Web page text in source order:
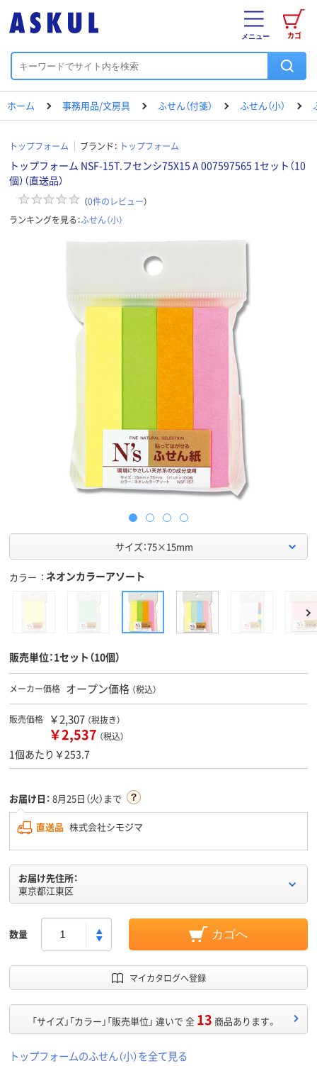
カゴ
メニュー
ホーム 事務用品/文房具 ふせん（付箋） ふせん（小）
トップフォーム ブランド： トップフォーム
トップフォーム NSF-15T.フセンシ75X15 A 007597565 1セット（10
個）（直送品）
（0件のレビュー）
ランキングを見る：ふせん（小）
サイズ：75×15mm
カラー ネオンカラーアソート
販売単位：1セット（10個）
メーカー価格 オープン価格 （税込）
販売価格 ￥2,307 （税抜き）
￥2,537 （税込）
1個あたり￥253.7
お届け日： 8月25日（火）まで
直送品 株式会社シモジマ
お届け先住所：
東京都江東区
数量 カゴへ
マイカタログへ登録
「サイズ」「カラー」「販売単位」 違いで 全 13 商品あります。
トップフォームのふせん（小）を全て見る